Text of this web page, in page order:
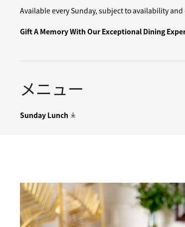
Available every Sunday, subject to availability
Gift A Memory With Our Exceptional Dining
メニュー
Sunday Lunch